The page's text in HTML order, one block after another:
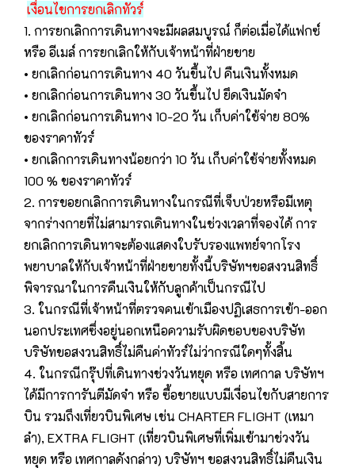
เงื่อนไขการยกเลิกทัวร์
1. การยกเลิกการเดินทางจะมีผลสมบูรณ์ ก็ต่อเมื่อได้แฟกซ์
หรือ อีเมล์ การยกเลิกให้กับเจ้าหน้าที่ฝ่ายขาย
• ยกเลิกก่อนการเดินทาง 40 วันขึ้นไป คืนเงินทั้งหมด
• ยกเลิกก่อนการเดินทาง 30 วันขึ้นไป ยึดเงินมัดจำ
• ยกเลิกก่อนการเดินทาง 10-20 วัน เก็บค่าใช้จ่าย 80%
ของราคาทัวร์
• ยกเลิกการเดินทางน้อยกว่า 10 วัน เก็บค่าใช้จ่ายทั้งหมด
100 % ของราคาทัวร์
2. การขอยกเลิกการเดินทางในกรณีที่เจ็บป่วยหรือมีเหตุ
จากร่างกายที่ไม่สามารถเดินทางในช่วงเวลาที่จองได้ การ
ยกเลิกการเดินทาจะต้องแสดงใบรับรองแพทย์จากโรง
พยาบาลให้กับเจ้าหน้าที่ฝ่ายขายทั้งนี้บริษัทฯขอสงวนสิทธิ์
พิจารณาในการคืนเงินให้กับลูกค้าเป็นกรณีไป
3. ในกรณีที่เจ้าหน้าที่ตรวจคนเข้าเมืองปฏิเสธการเข้า-ออก
นอกประเทศซึ่งอยู่นอกเหนือความรับผิดชอบของบริษัท
บริษัทขอสงวนสิทธิ์ไม่คืนค่าทัวร์ไม่ว่ากรณีใดๆทั้งสิ้น
4. ในกรณีกรุ๊ปที่เดินทางช่วงวันหยุด หรือ เทศกาล บริษัทฯ
ได้มีการการันตีมัดจำ หรือ ซื้อขายแบบมีเงื่อนไขกับสายการ
บิน รวมถึงเที่ยวบินพิเศษ เช่น CHARTER FLIGHT (เหมา
ลำ), EXTRA FLIGHT (เที่ยวบินพิเศษที่เพิ่มเข้ามาช่วงวัน
หยุด หรือ เทศกาลดังกล่าว) บริษัทฯ ขอสงวนสิทธิ์ไม่คืนเงิน